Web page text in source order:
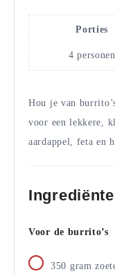
Porties
4 personen
Hou je van
voor een lekkere,
aardappel, feta en
Voor de burrito’s
350 gram